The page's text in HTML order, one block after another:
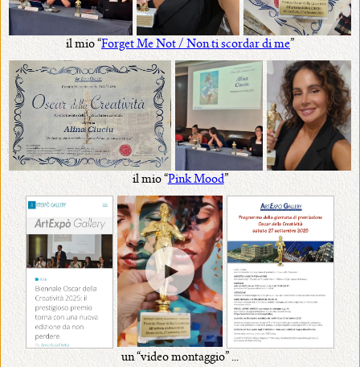
il mio “Forget Me Not / Non ti scordar di me”
il mio “ Pink Mood”
un “video montaggio” ...